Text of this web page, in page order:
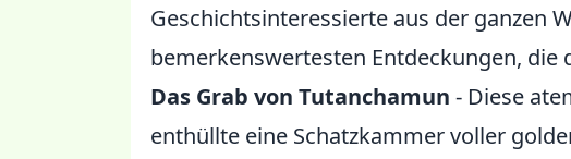
Geschichtsinteressierte aus der ganzen
bemerkenswertesten Entdeckungen, die
Das Grab von Tutanchamun - Diese
enthüllte eine Schatzkammer voller